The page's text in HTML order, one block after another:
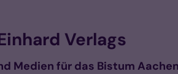
Verlags
Medien für das Bistum